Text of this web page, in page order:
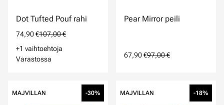
Dot Tufted Pouf rahi
74,90 €107,00 €
+1 vaihtoehtoja
Varastossa
Pear Mirror peili
67,90 €97,00 €
MAJVILLAN -30% MAJVILLAN -18%